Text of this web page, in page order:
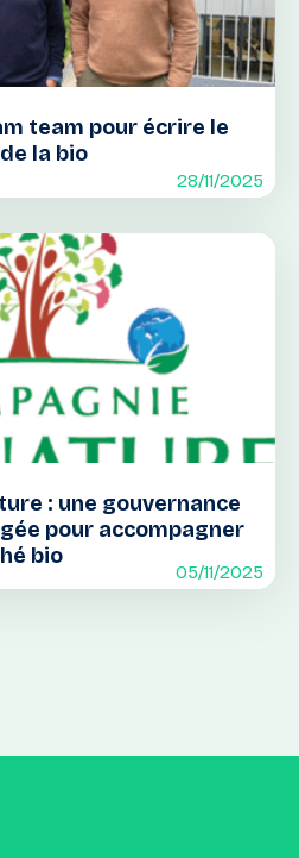
team pour écrire le
la bio
28/11/2025
: une gouvernance
pour accompagner
bio
05/11/2025